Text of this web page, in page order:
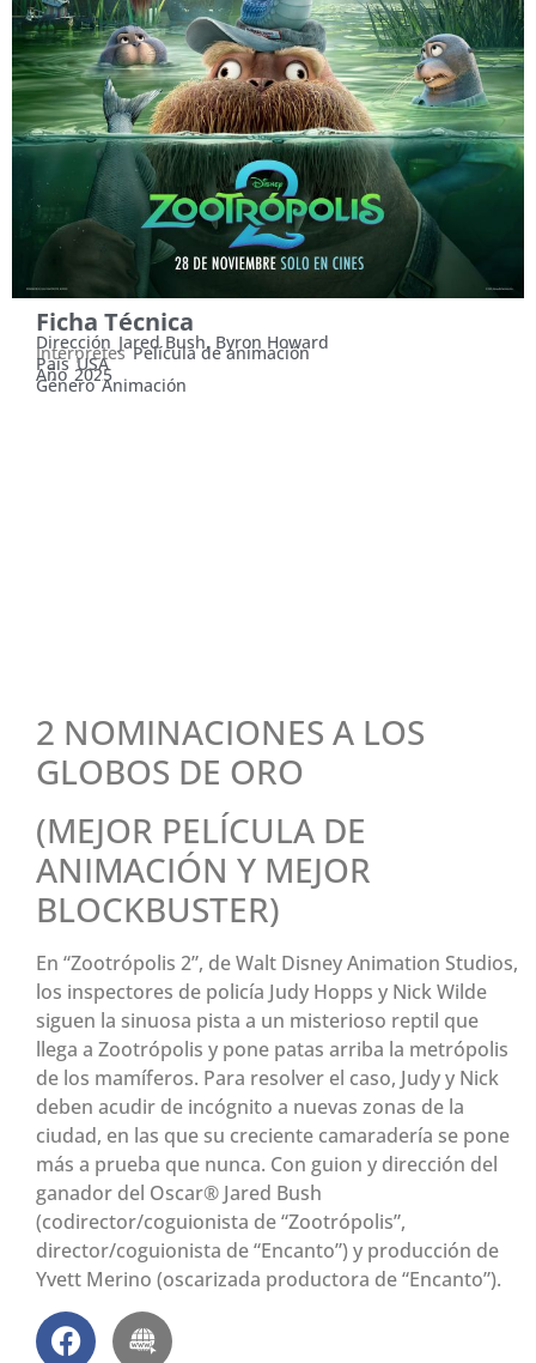
Ficha Técnica
Dirección Jared Bush, Byron Howard
Intérpretes Película de animación
País USA
Año 2025
Género Animación
2 NOMINACIONES A LOS
GLOBOS DE ORO
(MEJOR PELÍCULA DE
ANIMACIÓN Y MEJOR
BLOCKBUSTER)
En “Zootrópolis 2”, de Walt Disney Animation Studios,
los inspectores de policía Judy Hopps y Nick Wilde
siguen la sinuosa pista a un misterioso reptil que
llega a Zootrópolis y pone patas arriba la metrópolis
de los mamíferos. Para resolver el caso, Judy y Nick
deben acudir de incógnito a nuevas zonas de la
ciudad, en las que su creciente camaradería se pone
más a prueba que nunca. Con guion y dirección del
ganador del Oscar® Jared Bush
(codirector/coguionista de “Zootrópolis”,
director/coguionista de “Encanto”) y producción de
Yvett Merino (oscarizada productora de “Encanto”).